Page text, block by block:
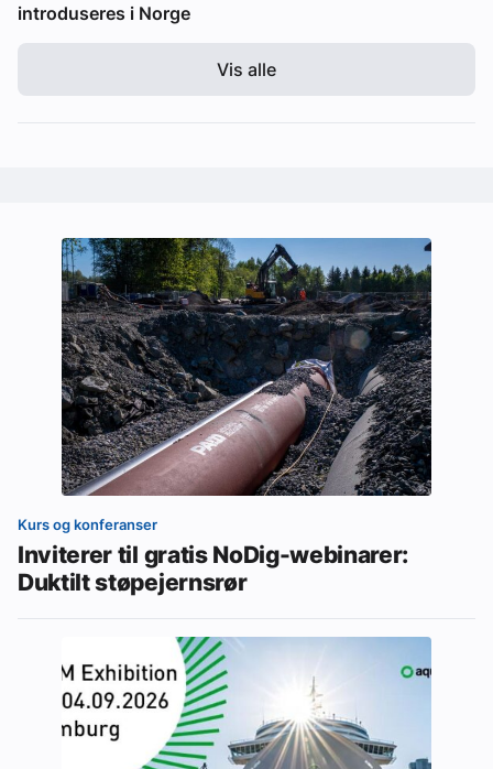
introduseres i Norge
Vis alle
Kurs og konferanser
Inviterer til gratis NoDig-webinarer:
Duktilt støpejernsrør